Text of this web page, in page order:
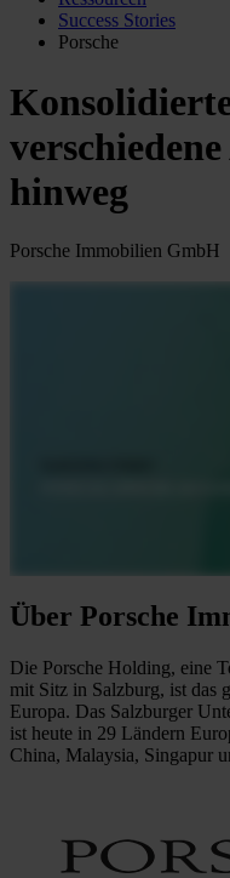
Success Stories
Porsche
hinweg
Porsche Immobilien GmbH
Über Porsche
Die Porsche Holding, eine
mit Sitz in Salzburg, ist das
Europa. Das Salzburger
ist heute in 29 Ländern
China, Malaysia, Singapur